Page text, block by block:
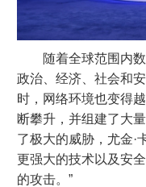
随着全球范围内数
政治、经济、社会和
时，网络环境也变得
断攀升，并组建了大
了极大的威胁，尤金·
更强大的技术以及安
的攻击。”